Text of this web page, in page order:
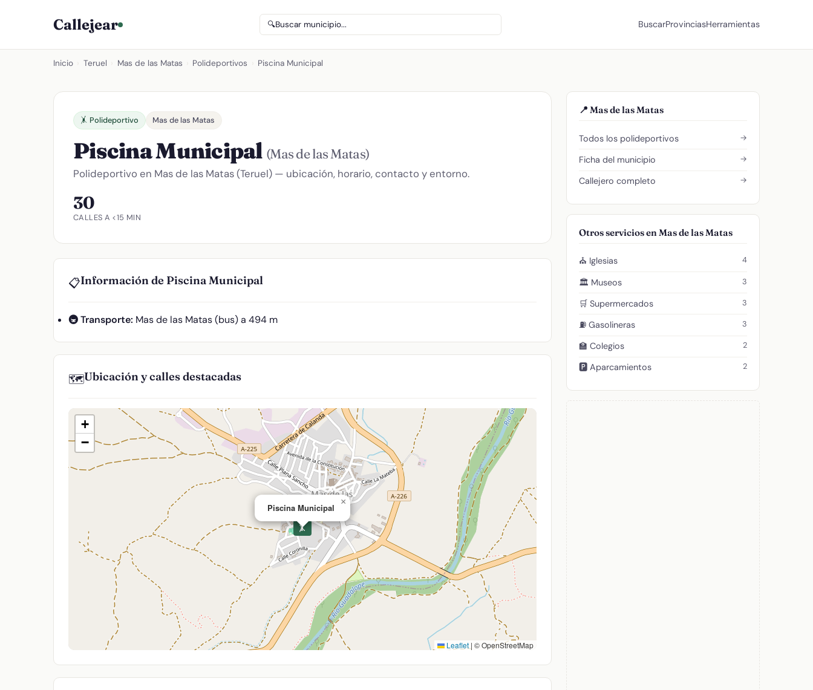
Callejear 🔍Buscar municipio... BuscarProvinciasHerramientas
Inicio Teruel Mas de las Matas Polideportivos Piscina Municipal
🤸 Polideportivo Mas de las Matas
Piscina Municipal (Mas de las Matas)
Polideportivo en Mas de las Matas (Teruel) — ubicación, horario, contacto y entorno.
30
CALLES A <15 MIN
📋Información de Piscina Municipal
🚇 Transporte: Mas de las Matas (bus) a 494 m
🗺️Ubicación y calles destacadas
🤸
Piscina Municipal
×
+
−
Leaflet | © OpenStreetMap
📍 Mas de las Matas
Todos los polideportivos →
Ficha del municipio →
Callejero completo →
Otros servicios en Mas de las Matas
⛪ Iglesias 4
🏛️ Museos 3
🛒 Supermercados 3
⛽ Gasolineras 3
🏫 Colegios 2
🅿️ Aparcamientos 2